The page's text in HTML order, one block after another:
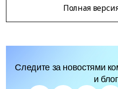
Полная
Следите за новостями
и